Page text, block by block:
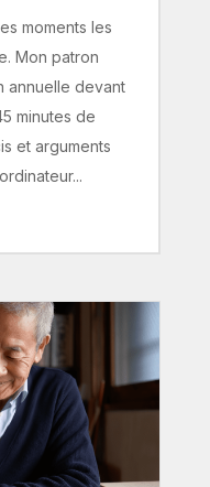
moments les
Mon patron
annuelle devant
minutes de
et arguments